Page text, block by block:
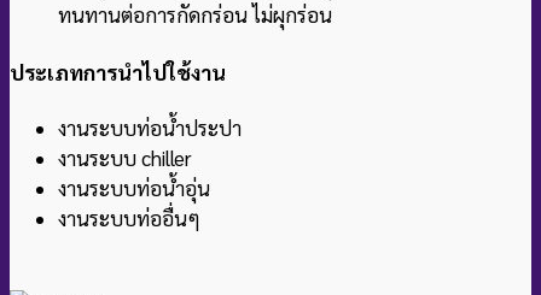
ทนทานต่อการกัดกร่อน ไม่ผุกร่อน
ประเภทการนำไปใช้งาน
งานระบบท่อน้ำประปา
งานระบบ chiller
งานระบบท่อน้ำอุ่น
งานระบบท่ออื่นๆ